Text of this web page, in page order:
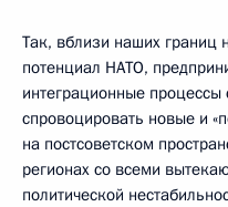
Так, вблизи наших границ
потенциал НАТО,
интеграционные процессы
спровоцировать новые и
на постсоветском
регионах со всеми
политической